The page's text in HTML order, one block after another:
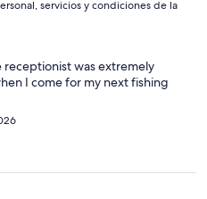
servicios y condiciones de la
receptionist was extremely
I come for my next fishing